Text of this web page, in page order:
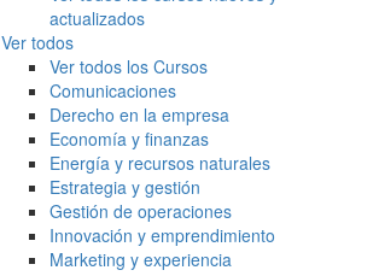
actualizados
Ver todos
Ver todos los Cursos
Comunicaciones
Derecho en la empresa
Economía y finanzas
Energía y recursos naturales
Estrategia y gestión
Gestión de operaciones
Innovación y emprendimiento
Marketing y experiencia